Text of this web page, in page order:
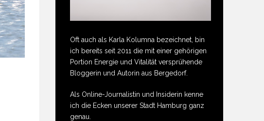
Oft auch als Karla Kolumna bezeichnet, bin
ich bereits seit 2011 die mit einer gehörigen
Portion Energie und Vitalität versprühende
Bloggerin und Autorin aus Bergedorf.
Als Online-Journalistin und Insiderin kenne
ich die Ecken unserer Stadt Hamburg ganz
genau.